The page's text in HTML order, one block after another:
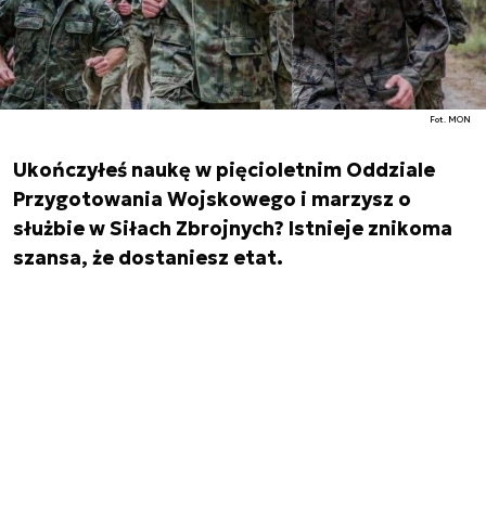
Fot. MON
Ukończyłeś naukę w pięcioletnim Oddziale
Przygotowania Wojskowego i marzysz o
służbie w Siłach Zbrojnych? Istnieje znikoma
szansa, że dostaniesz etat.